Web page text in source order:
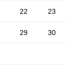
22 23
29 30